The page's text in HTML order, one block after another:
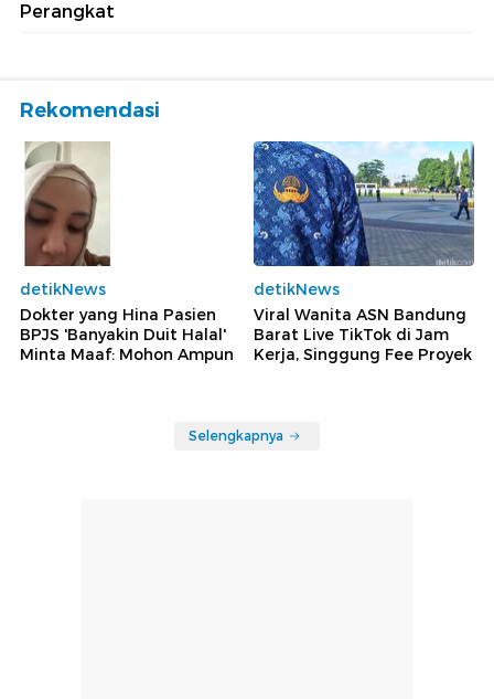
Perangkat
Rekomendasi
detikNews
Dokter yang Hina Pasien
BPJS 'Banyakin Duit Halal'
Minta Maaf: Mohon Ampun
detikNews
Viral Wanita ASN Bandung
Barat Live TikTok di Jam
Kerja, Singgung Fee Proyek
Selengkapnya